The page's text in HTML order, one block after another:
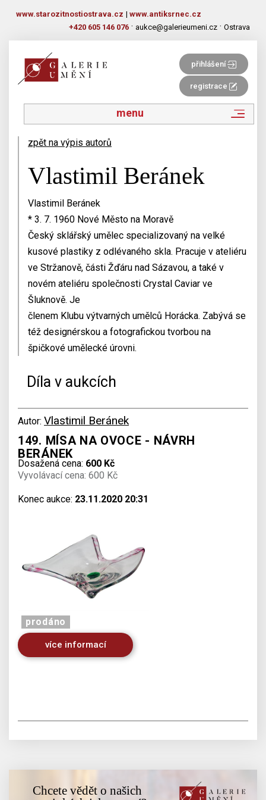
www.starozitnostiostrava.cz | www.antiksrnec.cz
+420 605 146 076 · aukce@galerieumeni.cz · Ostrava
přihlášení
registrace
menu
zpět na výpis autorů
Vlastimil Beránek
Vlastimil Beránek
* 3. 7. 1960 Nové Město na Moravě
Český sklářský umělec specializovaný na velké
kusové plastiky z odlévaného skla. Pracuje v ateliéru
ve Stržanově, části Žďáru nad Sázavou, a také v
novém ateliéru společnosti Crystal Caviar ve
Šluknově. Je
členem Klubu výtvarných umělců Horácka. Zabývá se
též designérskou a fotografickou tvorbou na
špičkové umělecké úrovni.
Díla v aukcích
Autor: Vlastimil Beránek
149. MÍSA NA OVOCE - NÁVRH
BERÁNEK
Dosažená cena: 600 Kč
Vyvolávací cena: 600 Kč
Konec aukce: 23.11.2020 20:31
prodáno
více informací
Chcete vědět o našich